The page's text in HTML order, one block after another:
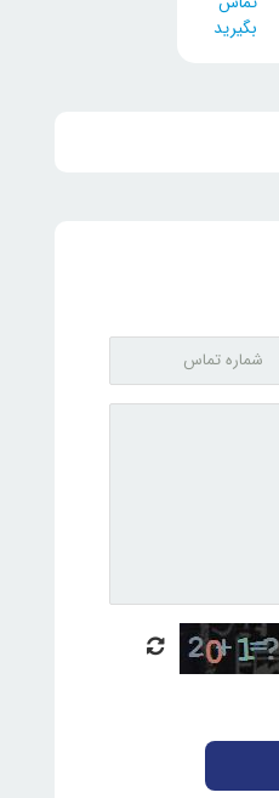
بگیرید